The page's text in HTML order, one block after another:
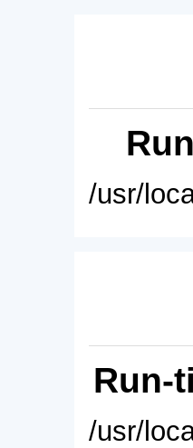
/usr/
Run-
/usr/